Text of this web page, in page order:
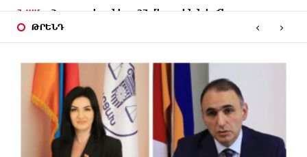
7 ԺԱՄ
Հայ ուշուիստները 37 մեդալ են նվաճել
միջազգային մրցաշարում
ԱՌԱՋ
Ռուսաստանի և Իրանի դեմ պատժամիջոցների
ընդլայնման օրինագիծը
8 ԺԱՄ
Երգչուհի Բեյոնսեն ​​4 դատական հայց է
ներկայացրել Թուրքիայում
Երևանյան լճում իրականացվել են մաքրման
ԹՐԵՆԴ ‹ ›